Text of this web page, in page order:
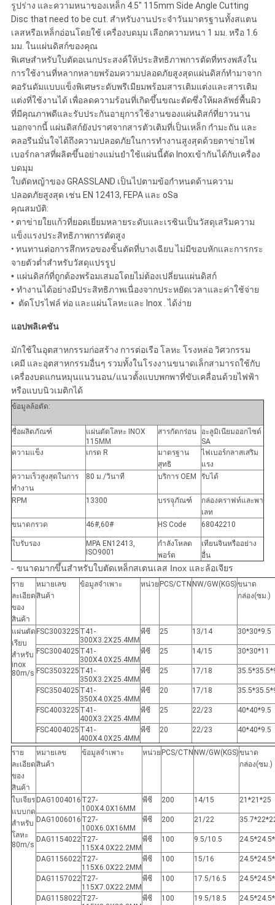
รูปร่าง และความหนาของเหล็ก 4.5" 115mm Side Angle Cutting
Disc that need to be cut. สำหรับงานประจำวันมาตรฐานทั้งสแตน
เลสหรือเหล็กอ่อนโดยใช้ เครื่องบดมุม เลือกความหนา 1 มม. หรือ 1.6
มม. ในแผ่นดิสก์ของคุณ
พิเศษสำหรับใบตัดอเนกประสงค์ให้ประสิทธิภาพการตัดที่ทรงพลังใน
การใช้งานที่หลากหลายพร้อมความปลอดภัยสูงสุดแผ่นดิสก์ทำมาจาก
คอรันดัมแบบแข็งพิเศษระดับพรีเมียมพร้อมสารเติมแต่งและสารเติม
แต่งที่ใช้งานได้ เพื่อลดความร้อนที่เกิดขึ้นขณะตัดซึ่งให้ผลลัพธ์พื้นผิว
ที่มีคุณภาพดีและรับประกันอายุการใช้งานของแผ่นดิสก์ที่ยาวนาน
นอกจากนี้ แผ่นดิสก์ยังปราศจากสารตัวเติมที่เป็นเหล็ก กำมะถัน และ
คลอรีนมั่นใจได้ถึงความปลอดภัยในการทำงานสูงสุดด้วยตาข่ายไฟ
เบอร์กลาสที่ผลิตขึ้นอย่างแม่นยำใช้แผ่นนี้ตัด Inoxเข้ากันได้กับเครื่อง
บดมุม
ใบตัดหญ้าของ GRASSLAND เป็นไปตามข้อกำหนดด้านความ
ปลอดภัยสูงสุด เช่น EN 12413, FEPA และ oSa
คุณสมบัติ:
• ตาข่ายใยแก้วที่ยอดเยี่ยมหลายระดับและเรซินเป็นวัสดุเสริมความ
แข็งแรงประสิทธิภาพการตัดสูง
• ทนทานต่อการสึกหรอของชิ้นตัดที่บางเฉียบ ไม่มีขอบหักและการกระ
จายตัวต่ำสำหรับวัสดุแปรรูป
• แผ่นดิสก์ที่ถูกต้องพร้อมเสมอโดยไม่ต้องเปลี่ยนแผ่นดิสก์
• ทำงานได้อย่างมีประสิทธิภาพเนื่องจากประหยัดเวลาและค่าใช้จ่าย
• ตัดโปรไฟล์ ท่อ และแผ่นโลหะและ Inox . ได้ง่าย
แอปพลิเคชัน
มักใช้ในอุตสาหกรรมก่อสร้าง การต่อเรือ โลหะ โรงหล่อ วิศวกรรม
เคมี และอุตสาหกรรมอื่นๆ รวมทั้งในโรงงานขนาดเล็กสามารถใช้กับ
เครื่องบดแกนหมุนแนวนอน/แนวตั้งแบบพกพาที่ขับเคลื่อนด้วยไฟฟ้า
หรือแบบนิวเมติกได้
ข้อมูลล้อตัด:
ชื่อผลิตภัณฑ์
แผ่นตัดโลหะ INOX
115MM
สารกัดกร่อน
อะลูมิเนียมออกไซด์
SA
ความแข็ง
เกรด R
มาตรฐาน
สุทธิ
ไฟเบอร์กลาสเสริม
แรง
ความเร็วสูงสุดในการ
ทำงาน
80 ม./วินาที บริการ OEM รับได้
RPM 13300 บรรจุุภัณฑ์
กล่องคราฟท์และพา
เลท
ขนาดกรวด
46#,60# HS Code 68042210
ใบรับรอง
MPA EN12413,
ISO9001
กำลังโหลด
พอร์ต
เทียนจินหรืออย่าง
อื่น
- ขนาดมากขึ้นสำหรับใบตัดเหล็กสเตนเลส Inox และล้อเจียร
ราย
ละเอียด
ของ
สินค้า
หมายเลข
สินค้า
ข้อมูลจำเพาะ หน่วย PCS/CTN NW/GW(KGS)ขนาด
กล่อง(ซม.)
แผ่นตัด
เรียบ
สำหรับ
inox
80m/s
FSC3003225 T41-
300X3.2X25.4MM
พีซี 25 13/14 30*30*9.5
FSC3004025 T41-
300X4.0X25.4MM
พีซี 25 14/15 30*30*11
FSC3503225 T41-
350X3.2X25.4MM
พีซี 25 17/18
FSC3504025 T41-
350X4.0X25.4MM
พีซี 20 17/18
FSC4003225 T41-
400X3.2X25.4MM
พีซี 25 22/23 40*40*9.5
FSC4004025 T41-
400X4.0X25.4MM
พีซี 20 22/23 40*40*9.5
ราย
ละเอียด
ของ
สินค้า
หมายเลข
สินค้า
ข้อมูลจำเพาะ หน่วย PCS/CTN NW/GW(KGS)ขนาด
กล่อง(ซม.)
ใบเจียร
แบบกด
สำหรับ
โลหะ
80m/s
DAG1004016 T27-
100X4.0X16MM
พีซี 200 14/15 21*21*25
DAG1006016 T27-
100X6.0X16MM
พีซี 200 21/22
DAG1154022T27-
115X4.0X22.2MM
พีซี 100 9.5/10.5
DAG1156022T27-
115X6.0X22.2MM
พีซี 100 15/16
DAG1157022T27-
115X7.0X22.2MM
พีซี 100 17.5/16.5
DAG1158022T27-
พีซี 100 19.5/18.5